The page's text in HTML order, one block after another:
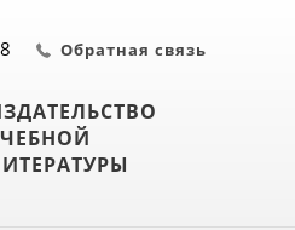
Обратная связь